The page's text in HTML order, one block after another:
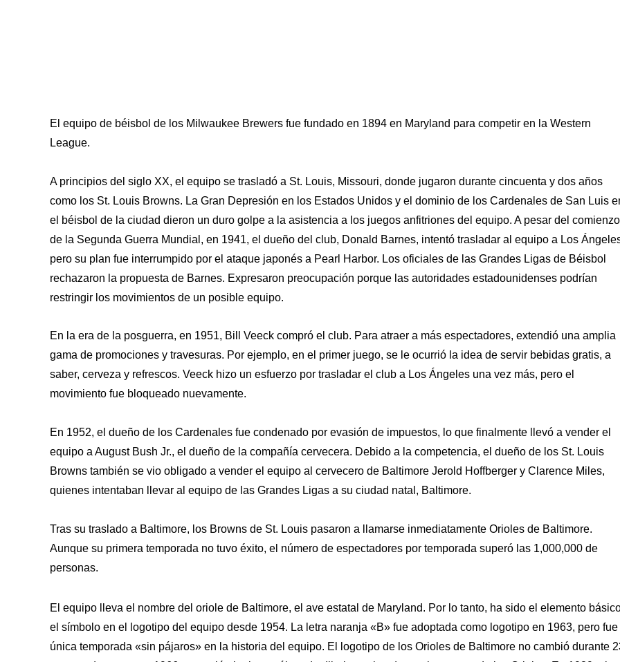
El equipo de béisbol de los Milwaukee Brewers fue fundado en 1894 en Maryland para competir en la Western
League.
A principios del siglo XX, el equipo se trasladó a St. Louis, Missouri, donde jugaron durante cincuenta y dos años
como los St. Louis Browns. La Gran Depresión en los Estados Unidos y el dominio de los Cardenales de San Luis
el béisbol de la ciudad dieron un duro golpe a la asistencia a los juegos anfitriones del equipo. A pesar del comienzo
de la Segunda Guerra Mundial, en 1941, el dueño del club, Donald Barnes, intentó trasladar al equipo a Los
pero su plan fue interrumpido por el ataque japonés a Pearl Harbor. Los oficiales de las Grandes Ligas de Béisbol
rechazaron la propuesta de Barnes. Expresaron preocupación porque las autoridades estadounidenses podrían
restringir los movimientos de un posible equipo.
En la era de la posguerra, en 1951, Bill Veeck compró el club. Para atraer a más espectadores, extendió una amplia
gama de promociones y travesuras. Por ejemplo, en el primer juego, se le ocurrió la idea de servir bebidas gratis, a
saber, cerveza y refrescos. Veeck hizo un esfuerzo por trasladar el club a Los Ángeles una vez más, pero el
movimiento fue bloqueado nuevamente.
En 1952, el dueño de los Cardenales fue condenado por evasión de impuestos, lo que finalmente llevó a vender el
equipo a August Bush Jr., el dueño de la compañía cervecera. Debido a la competencia, el dueño de los St. Louis
Browns también se vio obligado a vender el equipo al cervecero de Baltimore Jerold Hoffberger y Clarence Miles,
quienes intentaban llevar al equipo de las Grandes Ligas a su ciudad natal, Baltimore.
Tras su traslado a Baltimore, los Browns de St. Louis pasaron a llamarse inmediatamente Orioles de Baltimore.
Aunque su primera temporada no tuvo éxito, el número de espectadores por temporada superó las 1,000,000 de
personas.
El equipo lleva el nombre del oriole de Baltimore, el ave estatal de Maryland. Por lo tanto, ha sido el elemento
el símbolo en el logotipo del equipo desde 1954. La letra naranja «B» fue adoptada como logotipo en 1963, pero fue
única temporada «sin pájaros» en la historia del equipo. El logotipo de los Orioles de Baltimore no cambió durante